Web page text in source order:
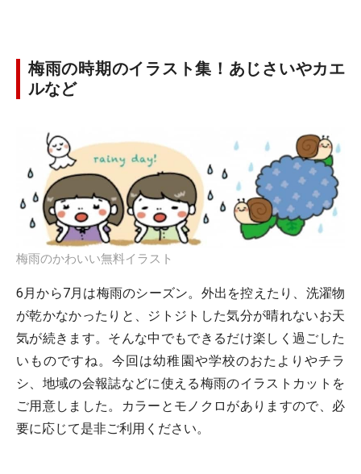
梅雨の時期のイラスト集！あじさいやカエ
ルなど
梅雨のかわいい無料イラスト
6月から7月は梅雨のシーズン。外出を控えたり、洗濯物
が乾かなかったりと、ジトジトした気分が晴れないお天
気が続きます。そんな中でもできるだけ楽しく過ごした
いものですね。今回は幼稚園や学校のおたよりやチラ
シ、地域の会報誌などに使える梅雨のイラストカットを
ご用意しました。カラーとモノクロがありますので、必
要に応じて是非ご利用ください。